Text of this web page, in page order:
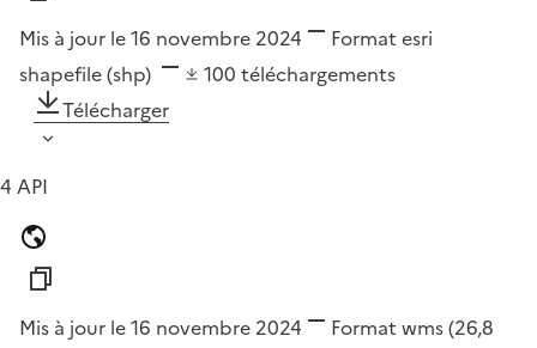
Mis à jour le 16 novembre 2024 Format esri
shapefile (shp)
100 téléchargements
Télécharger
4 API
Mis à jour le 16 novembre 2024 Format wms(26,8